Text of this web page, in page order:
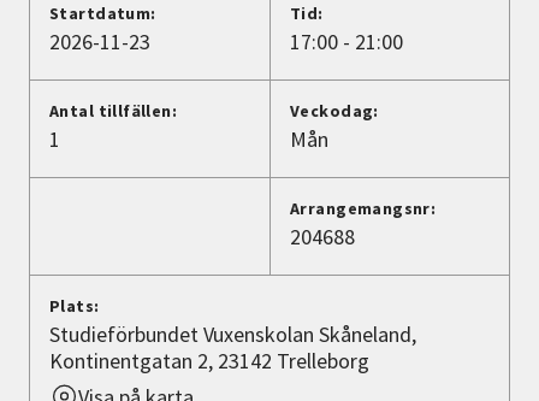
Lyssna
Startdatum:
2026-11-23
Tid:
17:00 - 21:00
Antal tillfällen:
1
Veckodag:
Mån
Arrangemangsnr:
204688
Plats:
Studieförbundet Vuxenskolan Skåneland,
Kontinentgatan 2, 23142 Trelleborg